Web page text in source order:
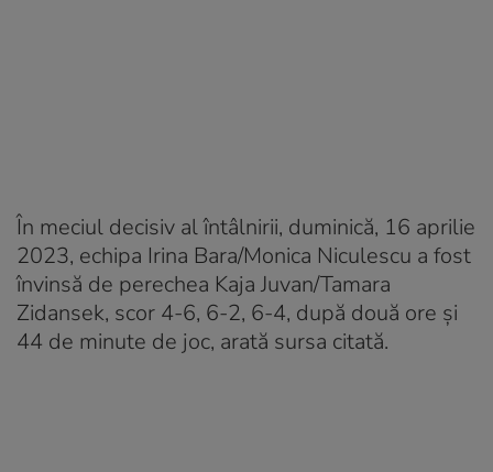
În meciul decisiv al întâlnirii, duminică, 16 aprilie
2023, echipa Irina Bara/Monica Niculescu a fost
învinsă de perechea Kaja Juvan/Tamara
Zidansek, scor 4-6, 6-2, 6-4, după două ore şi
44 de minute de joc, arată sursa citată.